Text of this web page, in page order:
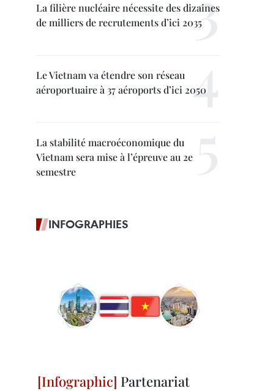
La filière nucléaire nécessite des dizaines
de milliers de recrutements d’ici 2035
Le Vietnam va étendre son réseau
aéroportuaire à 37 aéroports d’ici 2050
La stabilité macroéconomique du
Vietnam sera mise à l’épreuve au 2e
semestre
INFOGRAPHIES
Partenariat